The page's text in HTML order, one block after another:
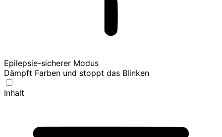
Epilepsie-sicherer Modus
Dämpft Farben und stoppt das Blinken
Inhalt